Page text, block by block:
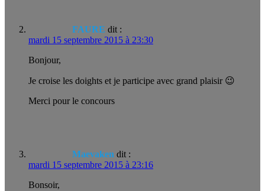
FAURE dit :
mardi 15 septembre 2015 à 23:30
Bonjour,
Je croise les doights et je participe avec grand plaisir 😉
Merci pour le concours
Maevaken dit :
mardi 15 septembre 2015 à 23:16
Bonsoir,